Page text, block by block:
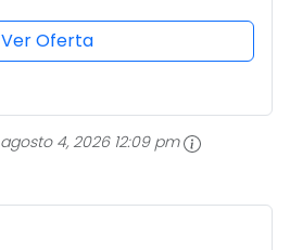
Ver Oferta
agosto 4, 2026 12:09 pm